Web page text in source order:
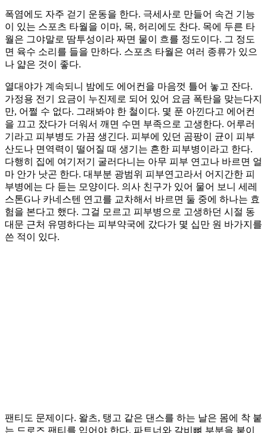
폭염에도 자주 걷기 운동을 한다. 극세사로 만들어 속건 기능
이 있는 스포츠 타월을 이마, 목, 허리에도 찬다. 목에 두른 타
월은 그야말로 땀투성이라 짜면 물이 흐를 정도이다. 그 정도
면 육수 소리를 들을 만하다. 스포츠 타월은 여러 종류가 있으
나 얇은 것이 좋다.
열대야가 계속되니 밤에도 에어컨을 마음껏 틀어 놓고 잔다.
가정용 전기 요금이 누진제로 되어 있어 요금 폭탄을 맞는다지
만, 어쩔 수 없다. 그래봐야 한 철이다. 몇 푼 아낀다고 에어컨
을 끄고 잤다가 더워서 깨면 수면 부족으로 고생한다. 어루러
기라고 피부병도 가끔 생긴다. 피부에 있던 곰팡이 균이 피부
산도나 면역력이 떨어질 때 생기는 흔한 피부병이라고 한다.
다행히 집에 여기저기 굴러다니는 아무 피부 연고나 바르면 얼
마 안가 낫곤 한다. 대부분 광범위 피부연고라서 어지간한 피
부병에는 다 듣는 모양이다. 의사 친구가 있어 물어 보니 세레
스톤G나 카네스텐 연고를 교차해서 바르면 둘 중에 하나는 효
험을 본다고 했다. 그걸 모르고 피부병으로 고생하던 시절 동
대문 근처 유명하다는 피부약국에 갔다가 몇 십만 원 바가지를
쓴 적이 있다.
팬티도 문제이다. 왈츠, 탱고 같은 댄스를 하는 날은 몸에 착 붙
는 드로즈 팬티를 입어야 한다. 파트너와 갈비뼈 부분을 붙이